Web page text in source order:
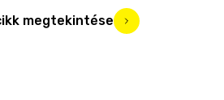
megtekintése